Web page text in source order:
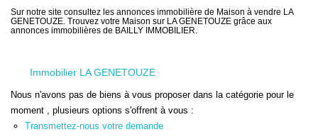
Notre Équipe
Nos Partenaires
CONTACT
Sur notre site consultez les annonces immobilière de Maison à vendre LA
GENETOUZE. Trouvez votre Maison sur LA GENETOUZE grâce aux
annonces immobilières de BAILLY IMMOBILIER.
Immobilier LA GENETOUZE
Nous n'avons pas de biens à vous proposer dans la catégorie pour le
moment , plusieurs options s'offrent à vous :
Transmettez-nous votre demande